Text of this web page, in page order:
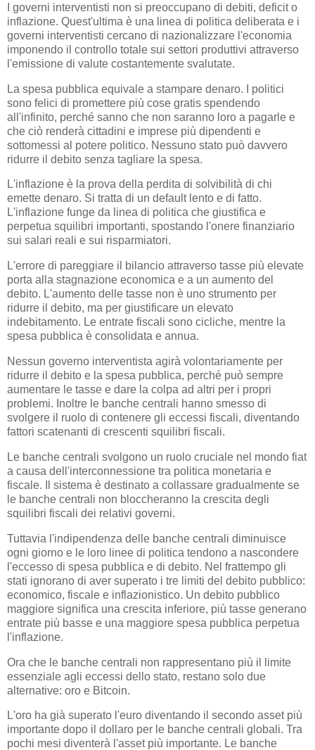
I governi interventisti non si preoccupano di debiti, deficit o
inflazione. Quest'ultima è una linea di politica deliberata e i
governi interventisti cercano di nazionalizzare l'economia
imponendo il controllo totale sui settori produttivi attraverso
l'emissione di valute costantemente svalutate.
La spesa pubblica equivale a stampare denaro. I politici
sono felici di promettere più cose gratis spendendo
all'infinito, perché sanno che non saranno loro a pagarle e
che ciò renderà cittadini e imprese più dipendenti e
sottomessi al potere politico. Nessuno stato può davvero
ridurre il debito senza tagliare la spesa.
L'inflazione è la prova della perdita di solvibilità di chi
emette denaro. Si tratta di un default lento e di fatto.
L'inflazione funge da linea di politica che giustifica e
perpetua squilibri importanti, spostando l'onere finanziario
sui salari reali e sui risparmiatori.
L'errore di pareggiare il bilancio attraverso tasse più elevate
porta alla stagnazione economica e a un aumento del
debito. L'aumento delle tasse non è uno strumento per
ridurre il debito, ma per giustificare un elevato
indebitamento. Le entrate fiscali sono cicliche, mentre la
spesa pubblica è consolidata e annua.
Nessun governo interventista agirà volontariamente per
ridurre il debito e la spesa pubblica, perché può sempre
aumentare le tasse e dare la colpa ad altri per i propri
problemi. Inoltre le banche centrali hanno smesso di
svolgere il ruolo di contenere gli eccessi fiscali, diventando
fattori scatenanti di crescenti squilibri fiscali.
Le banche centrali svolgono un ruolo cruciale nel mondo fiat
a causa dell'interconnessione tra politica monetaria e
fiscale. Il sistema è destinato a collassare gradualmente se
le banche centrali non bloccheranno la crescita degli
squilibri fiscali dei relativi governi.
Tuttavia l'indipendenza delle banche centrali diminuisce
ogni giorno e le loro linee di politica tendono a nascondere
l'eccesso di spesa pubblica e di debito. Nel frattempo gli
stati ignorano di aver superato i tre limiti del debito pubblico:
economico, fiscale e inflazionistico. Un debito pubblico
maggiore significa una crescita inferiore, più tasse generano
entrate più basse e una maggiore spesa pubblica perpetua
l'inflazione.
Ora che le banche centrali non rappresentano più il limite
essenziale agli eccessi dello stato, restano solo due
alternative: oro e Bitcoin.
L'oro ha già superato l'euro diventando il secondo asset più
importante dopo il dollaro per le banche centrali globali. Tra
pochi mesi diventerà l'asset più importante. Le banche